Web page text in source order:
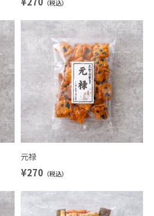
（税込）
元禄
¥270 （税込）